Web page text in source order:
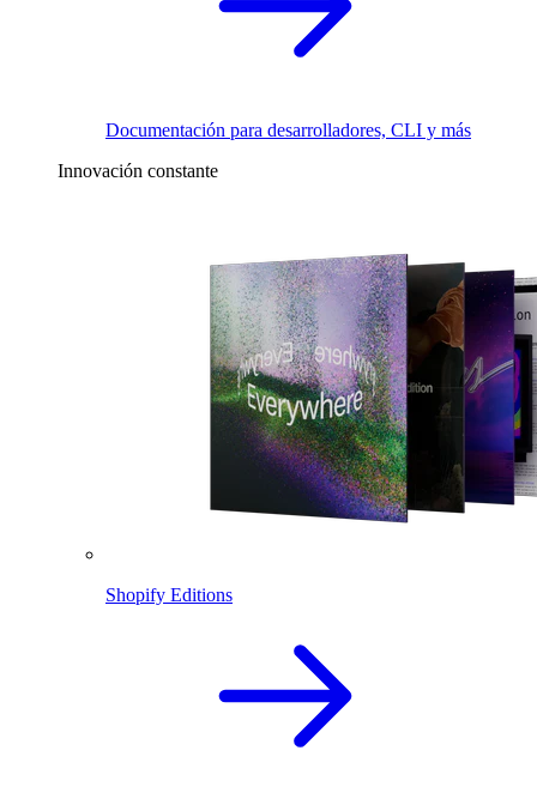
Documentación para desarrolladores, CLI y más
Innovación constante
Shopify Editions